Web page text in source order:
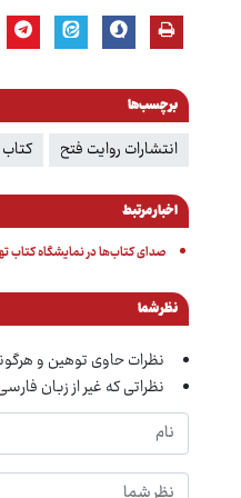
برچسب‌ها
انتشارات روایت فتح
اخبار مرتبط
صدای کتاب‌ها در نمایشگاه کتاب
نظر شما
نظرات حاوی توهین و
نظراتی که غیر از زبان